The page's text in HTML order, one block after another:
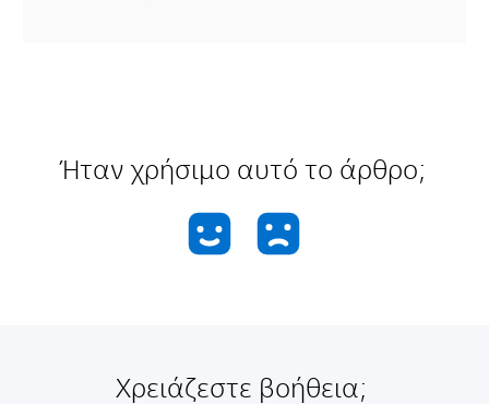
Ήταν χρήσιμο αυτό το άρθρο;
Χρειάζεστε βοήθεια;